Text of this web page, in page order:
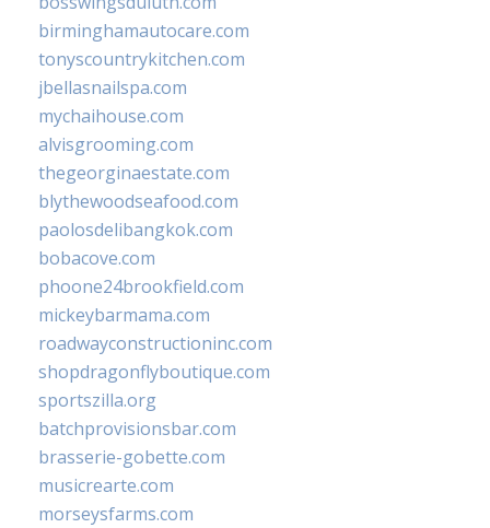
birminghamautocare.com
tonyscountrykitchen.com
jbellasnailspa.com
mychaihouse.com
alvisgrooming.com
thegeorginaestate.com
blythewoodseafood.com
paolosdelibangkok.com
bobacove.com
phoone24brookfield.com
mickeybarmama.com
roadwayconstructioninc.com
shopdragonflyboutique.com
sportszilla.org
batchprovisionsbar.com
brasserie-gobette.com
musicrearte.com
morseysfarms.com